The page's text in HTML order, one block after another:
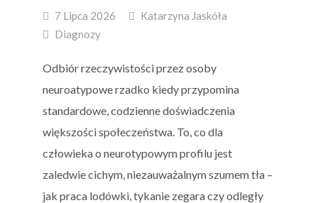
7 Lipca 2026
Katarzyna Jaskóła
Diagnozy
Odbiór rzeczywistości przez osoby
neuroatypowe rzadko kiedy przypomina
standardowe, codzienne doświadczenia
większości społeczeństwa. To, co dla
człowieka o neurotypowym profilu jest
zaledwie cichym, niezauważalnym szumem tła –
jak praca lodówki, tykanie zegara czy odległy